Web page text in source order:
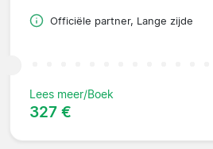
Officiële partner, Lange zijde
Lees meer/Boek
327 €